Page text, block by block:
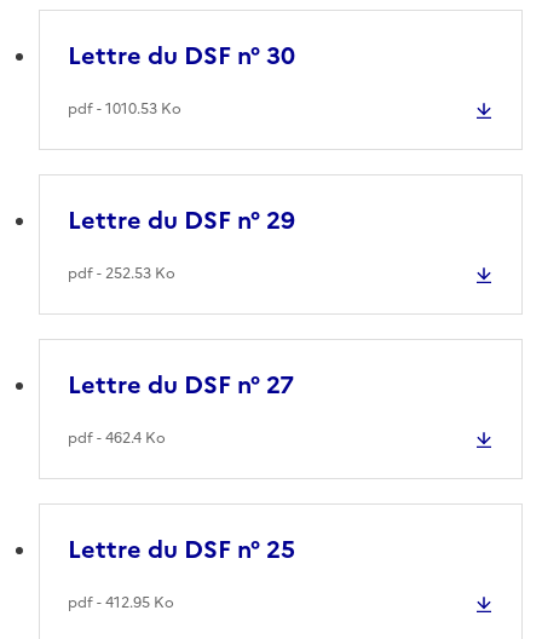
Lettre du DSF n° 30
pdf - 1010.53 Ko
Lettre du DSF n° 29
pdf - 252.53 Ko
Lettre du DSF n° 27
pdf - 462.4 Ko
Lettre du DSF n° 25
pdf - 412.95 Ko